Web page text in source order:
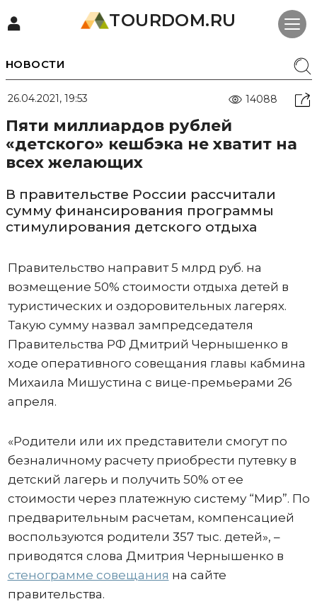
TOURDOM.RU
НОВОСТИ
26.04.2021, 19:53 14088
Пяти миллиардов рублей
«детского» кешбэка не хватит на
всех желающих
В правительстве России рассчитали
сумму финансирования программы
стимулирования детского отдыха
Правительство направит 5 млрд руб. на
возмещение 50% стоимости отдыха детей в
туристических и оздоровительных лагерях.
Такую сумму назвал зампредседателя
Правительства РФ Дмитрий Чернышенко в
ходе оперативного совещания главы кабмина
Михаила Мишустина с вице-премьерами 26
апреля.
«Родители или их представители смогут по
безналичному расчету приобрести путевку в
детский лагерь и получить 50% от ее
стоимости через платежную систему “Мир”. По
предварительным расчетам, компенсацией
воспользуются родители 357 тыс. детей», –
приводятся слова Дмитрия Чернышенко в
стенограмме совещания на сайте
правительства.